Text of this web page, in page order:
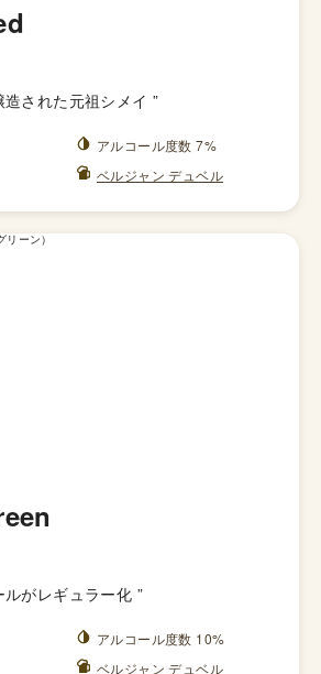
された元祖シメイ ”
アルコール度数 7%
ベルジャン デュベル
がレギュラー化 ”
アルコール度数 10%
ベルジャン デュベル